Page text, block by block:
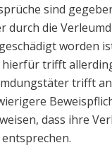
sind
durch die
worden
hierfür trifft
trifft
dass ihre